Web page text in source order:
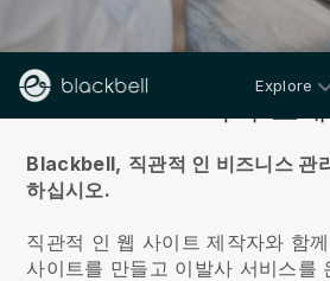
Explore
Blackbell, 직관적 인 비즈니스 관
하십시오.
직관적 인 웹 사이트 제작자와 함
사이트를 만들고 이발사 서비스를